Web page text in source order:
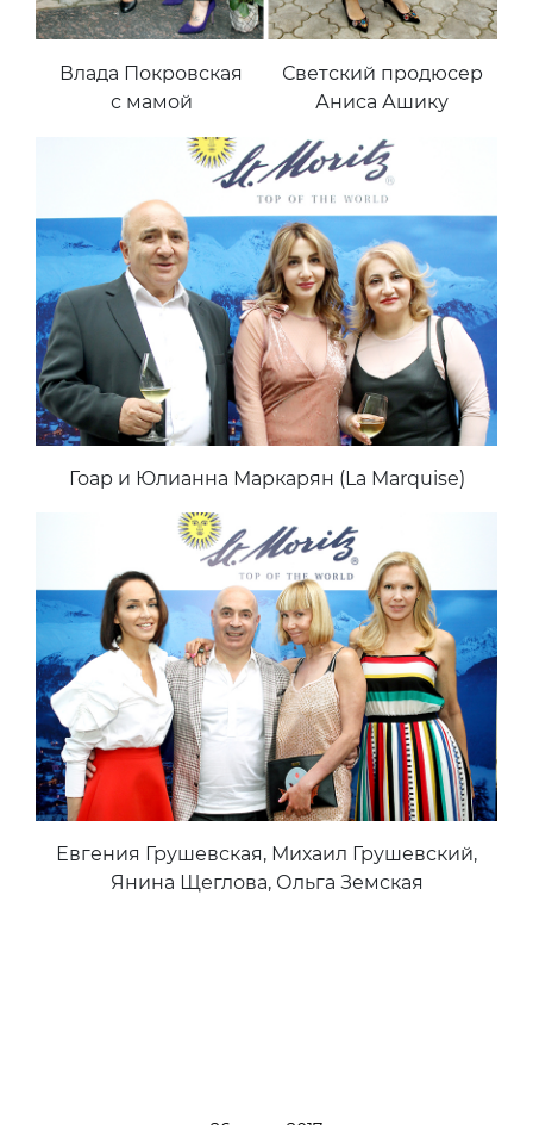
Влада Покровская
с мамой
Светский продюсер
Аниса Ашику
Гоар и Юлианна Маркарян (La Marquise)
Евгения Грушевская, Михаил Грушевский,
Янина Щеглова, Ольга Земская